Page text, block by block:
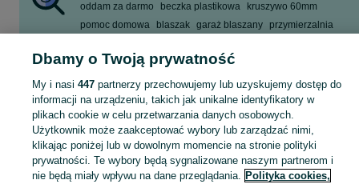
oddam za darmo beczka plastikowa
kruszywo 60mm
pomoc domowa
blaszak garaż blaszany przymierzalnia
Zobacz Więcej
Sprzedaż artykułów do domu i ogrodu Tarnów ▶️ Szeroki wybór modeli i materiałów ✅ Nowe i używane w atrakcyjnych cenach ☝ Sprawdź oferty na OLX.pl!
Mapa kategorii
Mapa miejscowości
Dbamy o Twoją prywatność
My i nasi 447partnerzy przechowujemy lub uzyskujemy dostęp do
informacji na urządzeniu, takich jak unikalne identyfikatory w
plikach cookie w celu przetwarzania danych osobowych.
Użytkownik może zaakceptować wybory lub zarządzać nimi,
klikając poniżej lub w dowolnym momencie na stronie polityki
prywatności. Te wybory będą sygnalizowane naszym partnerom i
nie będą miały wpływu na dane przeglądania. Polityka cookies,